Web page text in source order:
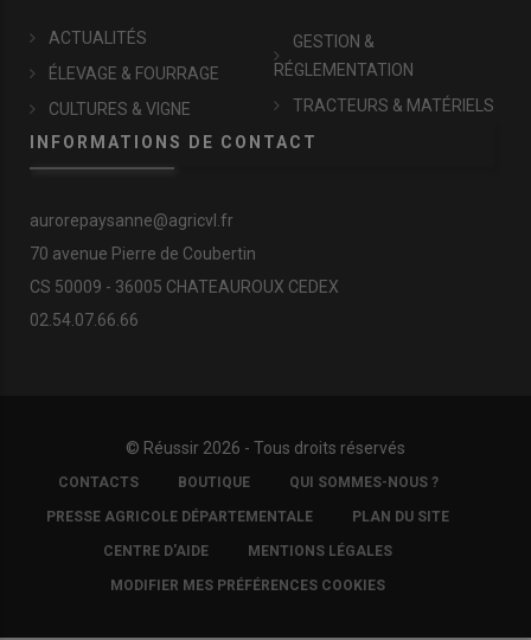
ACTUALITÉS
ÉLEVAGE & FOURRAGE
CULTURES & VIGNE
GESTION &
RÉGLEMENTATION
TRACTEURS & MATÉRIELS
INFORMATIONS DE CONTACT
aurorepaysanne@agricvl.fr
70 avenue Pierre de Coubertin
CS 50009 - 36005 CHATEAUROUX CEDEX
02.54.07.66.66
© Réussir 2026 - Tous droits réservés
FOOTER
COPYRIGHT
CONTACTS BOUTIQUE QUI SOMMES-NOUS ?
PRESSE AGRICOLE DÉPARTEMENTALE PLAN DU SITE
CENTRE D'AIDE MENTIONS LÉGALES
MODIFIER MES PRÉFÉRENCES COOKIES